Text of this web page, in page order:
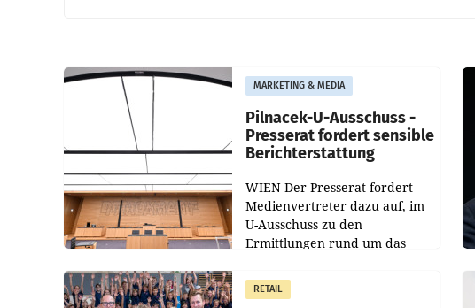
MARKETING & MEDIA
Pilnacek-U-Ausschuss -
Presserat fordert sensible
Berichterstattung
WIEN Der Presserat fordert
Medienvertreter dazu auf, im
U-Ausschuss zu den
Ermittlungen rund um das
im Justizministerium, Christian
Pilnacek, auf sensible
RETAIL